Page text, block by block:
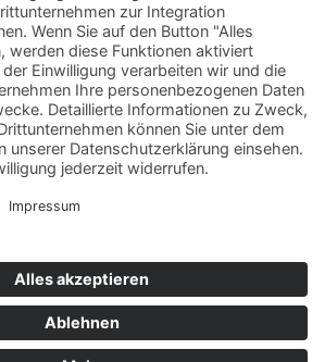
werden Eigentümerlogin
Sie uns auf
IKontakt
Datenschutz|AGB